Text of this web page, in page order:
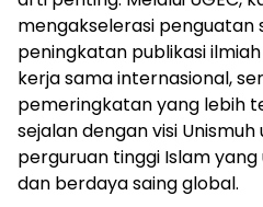
mengakselerasi penguatan
peningkatan publikasi
kerja sama internasional,
pemeringkatan yang lebih
sejalan dengan visi
perguruan tinggi Islam
dan berdaya saing global.